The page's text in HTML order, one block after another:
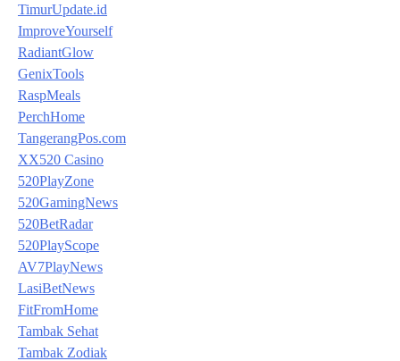
TimurUpdate.id
ImproveYourself
RadiantGlow
GenixTools
RaspMeals
PerchHome
TangerangPos.com
XX520 Casino
520PlayZone
520GamingNews
520BetRadar
520PlayScope
AV7PlayNews
LasiBetNews
FitFromHome
Tambak Sehat
Tambak Zodiak